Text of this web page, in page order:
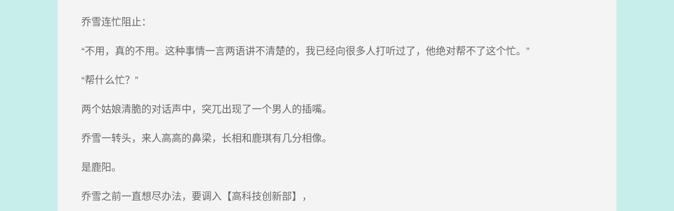
乔雪连忙阻止：
“不用，真的不用。这种事情一言两语讲不清楚的，我已经向很多人打听过了，他绝对帮不了这个忙。”
“帮什么忙？”
两个姑娘清脆的对话声中，突兀出现了一个男人的插嘴。
乔雪一转头，来人高高的鼻梁，长相和鹿琪有几分相像。
是鹿阳。
乔雪之前一直想尽办法，要调入【高科技创新部】，